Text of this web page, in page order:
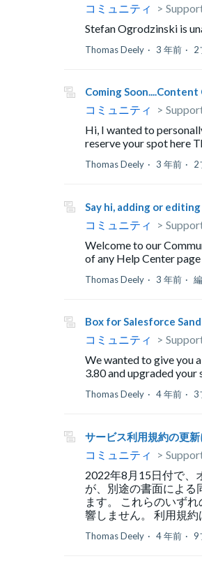
コミュニティ
Stefan Ogrodzinski is
Thomas Deely 3 年前 2
Coming Soon....Content
コミュニティ
Hi, I wanted to
reserve your spot here
Thomas Deely 3 年前 2
Say hi, adding or
コミュニティ
Welcome to our
of any Help Center
Thomas Deely 3 年前
Box for Salesforce
コミュニティ
We wanted to give you
3.80 and upgraded your
Thomas Deely 4 年前 3
サービス利用規約の更
コミュニティ
2022年8月15日付で、
が、別途の書面による
ます。 これらのいず
響しません。 利用規約
Thomas Deely 4 年前 9